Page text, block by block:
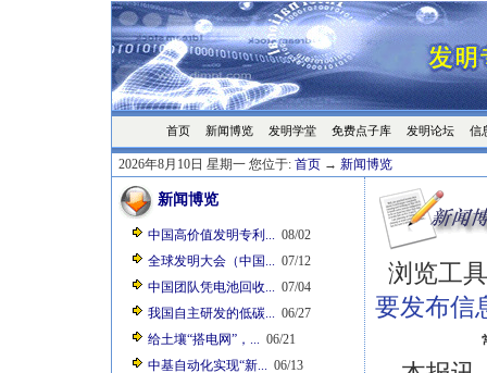
首页 新闻博览 发明学堂 免费点子库 发明论坛 信
2026年8月10日 星期一 您位于: 首页 → 新闻博览
新闻博览
中国高价值发明专利... 08/02
全球发明大会（中国... 07/12
中国团队凭电池回收... 07/04
我国自主研发的低碳... 06/27
给土壤“搭电网”，... 06/21
中基自动化实现“新... 06/13
浏览工
要发布信